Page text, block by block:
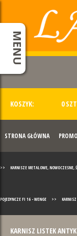
KOSZYK: 0
STRONA GŁÓWNA
MENU
>> KARNISZE METALOWE, NOWOCZESNE,
POJEDYNCZE FI 16 - WENGE >>
KARNISZ LISTEK